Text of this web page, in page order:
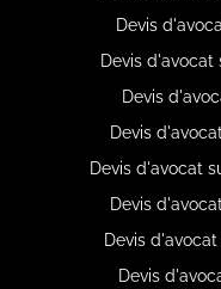
Devis
Devis
Devis
Devis
Devis d'avocat
Devis
Devis
Devis